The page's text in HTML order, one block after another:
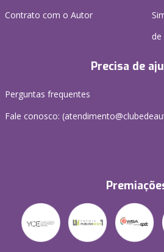
Contrato com o Autor
de
Precisa de
Perguntas frequentes
Fale conosco: